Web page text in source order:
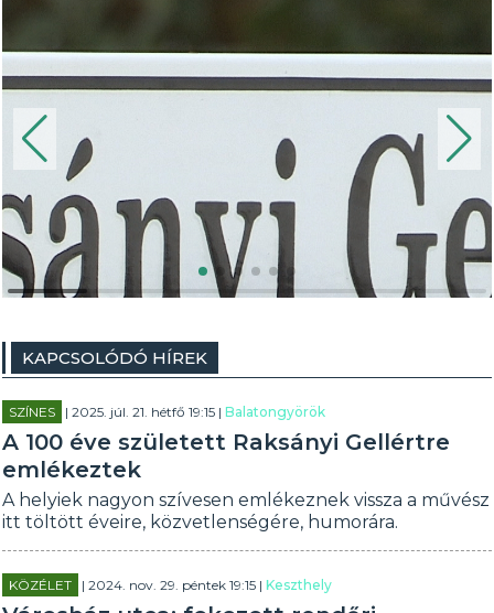
KAPCSOLÓDÓ HÍREK
SZÍNES | 2025. júl. 21. hétfő 19:15 |Balatongyörök
A 100 éve született Raksányi Gellértre
emlékeztek
A helyiek nagyon szívesen emlékeznek vissza a művész
itt töltött éveire, közvetlenségére, humorára.
KÖZÉLET | 2024. nov. 29. péntek 19:15 |Keszthely